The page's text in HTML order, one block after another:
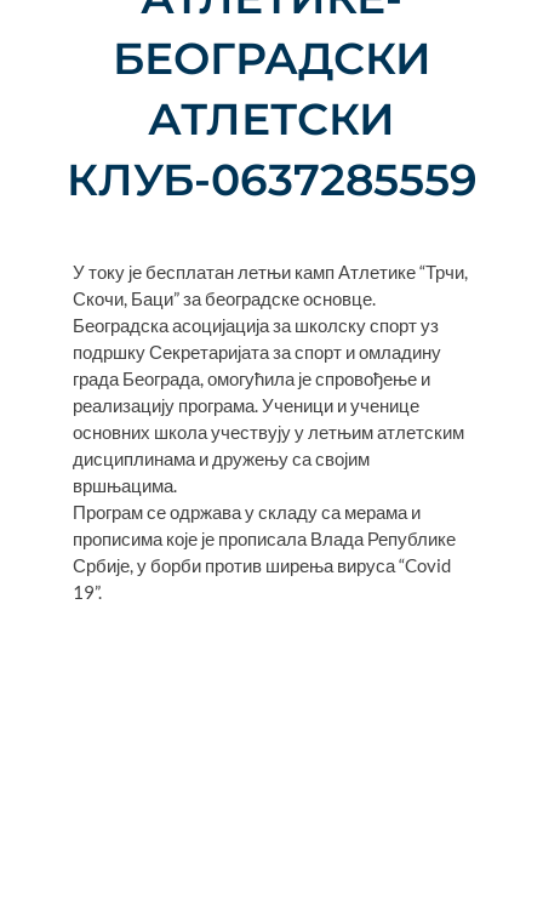
БЕОГРАДСКИ
АТЛЕТСКИ
КЛУБ-0637285559
У току је бесплатан летњи камп Атлетике “Трчи,
Скочи, Баци” за београдске основце.
Београдска асоцијација за школску спорт уз
подршку Секретаријата за спорт и омладину
града Београда, омогућила је спровођење и
реализацију програма. Ученици и ученице
основних школа учествују у летњим атлетским
дисциплинама и дружењу са својим
вршњацима.
Програм се одржава у складу са мерама и
прописима које је прописала Влада Републике
Србије, у борби против ширења вируса “Covid
19”.